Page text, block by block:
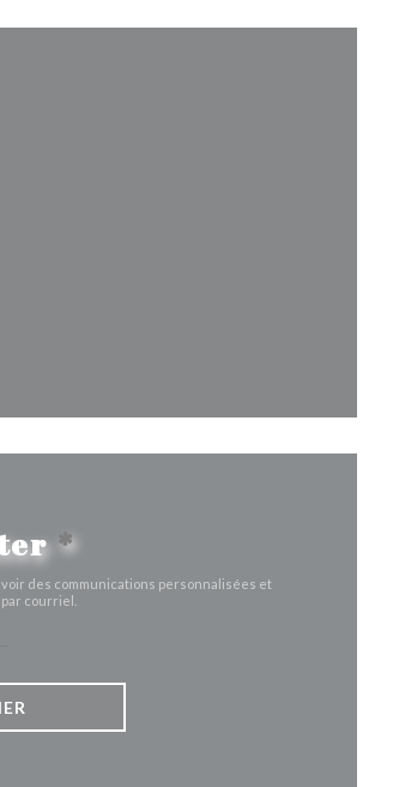
*
des communications personnalisées et
courriel.